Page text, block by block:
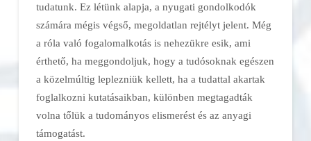
tudatunk. Ez létünk alapja, a nyugati gondolkodók
számára mégis végső, megoldatlan rejtélyt jelent. Még
a róla való fogalomalkotás is nehezükre esik, ami
érthető, ha meggondoljuk, hogy a tudósoknak egészen
a közelmúltig leplezniük kellett, ha a tudattal akartak
foglalkozni kutatásaikban, különben megtagadták
volna tőlük a tudományos elismerést és az anyagi
támogatást.